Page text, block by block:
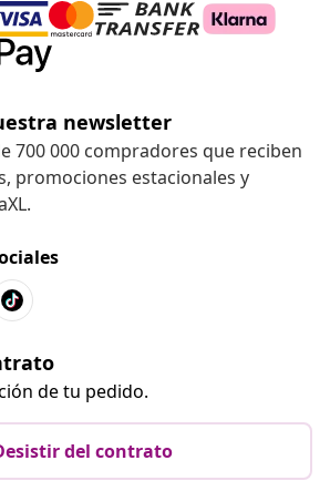
newsletter
700 000 compradores que reciben
promociones estacionales y
de tu pedido.
del contrato